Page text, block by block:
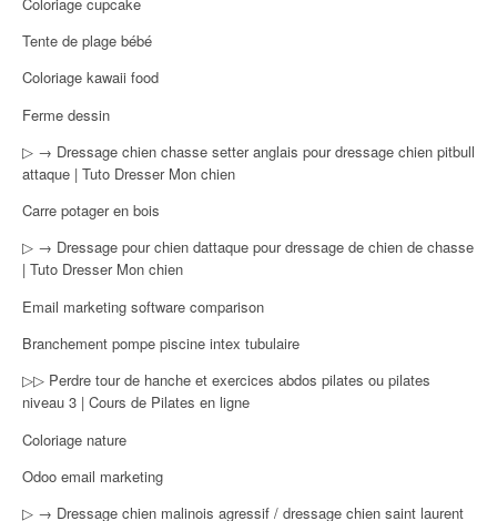
Tente de plage bébé
Coloriage kawaii food
Ferme dessin
▷ → Dressage chien chasse setter anglais pour dressage chien pitbull
attaque | Tuto Dresser Mon chien
Carre potager en bois
▷ → Dressage pour chien dattaque pour dressage de chien de chasse
| Tuto Dresser Mon chien
Email marketing software comparison
Branchement pompe piscine intex tubulaire
▷▷ Perdre tour de hanche et exercices abdos pilates ou pilates
niveau 3 | Cours de Pilates en ligne
Coloriage nature
Odoo email marketing
▷ → Dressage chien malinois agressif / dressage chien saint laurent